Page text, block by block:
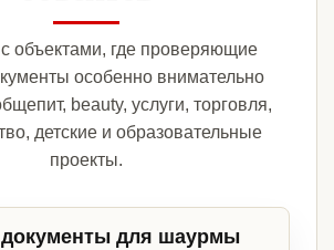
объектами, где проверяющие
особенно внимательно
beauty, услуги, торговля,
детские и образовательные
проекты.
для шаурмы